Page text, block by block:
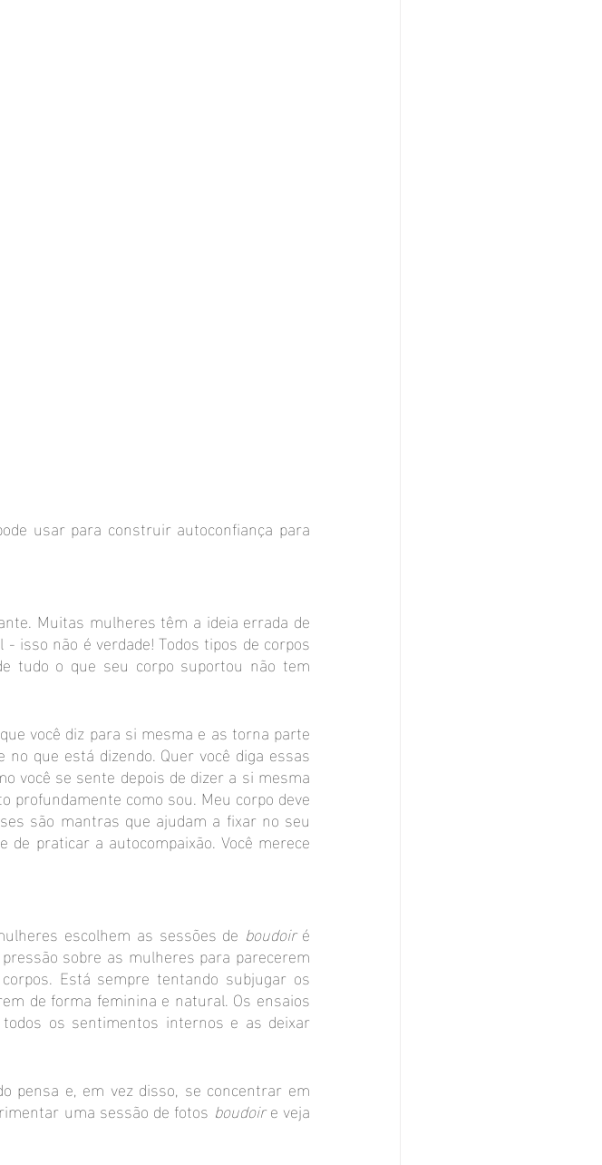
usar para construir autoconfiança para
Muitas mulheres têm a ideia errada de
isso não é verdade! Todos tipos de corpos
tudo o que seu corpo suportou não tem
você diz para si mesma e as torna parte
que está dizendo. Quer você diga essas
você se sente depois de dizer a si mesma
profundamente como sou. Meu corpo deve
são mantras que ajudam a fixar no seu
praticar a autocompaixão. Você merece
escolhem as sessões de boudoir é
sobre as mulheres para parecerem
Está sempre tentando subjugar os
de forma feminina e natural. Os ensaios
os sentimentos internos e as deixar
pensa e, em vez disso, se concentrar em
uma sessão de fotos boudoir e veja